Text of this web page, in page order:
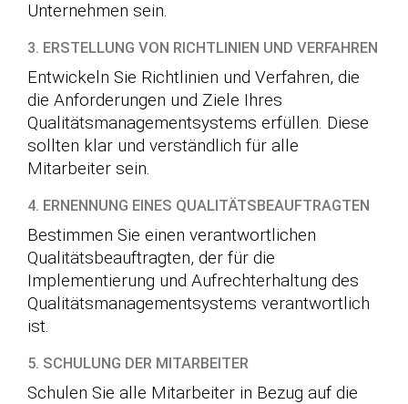
Unternehmen sein.
3. ERSTELLUNG VON RICHTLINIEN UND VERFAHREN
Entwickeln Sie Richtlinien und Verfahren, die
die Anforderungen und Ziele Ihres
Qualitätsmanagementsystems erfüllen. Diese
sollten klar und verständlich für alle
Mitarbeiter sein.
4. ERNENNUNG EINES QUALITÄTSBEAUFTRAGTEN
Bestimmen Sie einen verantwortlichen
Qualitätsbeauftragten, der für die
Implementierung und Aufrechterhaltung des
Qualitätsmanagementsystems verantwortlich
ist.
5. SCHULUNG DER MITARBEITER
Schulen Sie alle Mitarbeiter in Bezug auf die